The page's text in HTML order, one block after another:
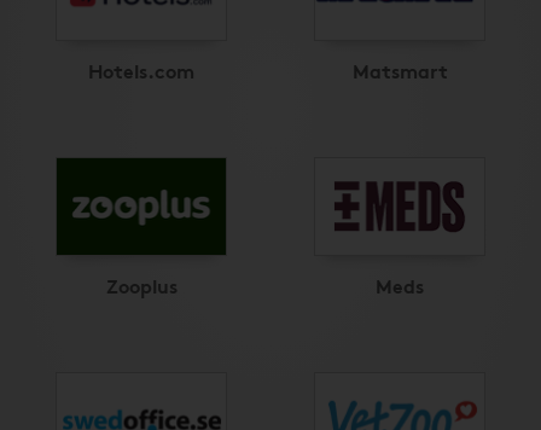
Hotels.com Matsmart
Zooplus Meds